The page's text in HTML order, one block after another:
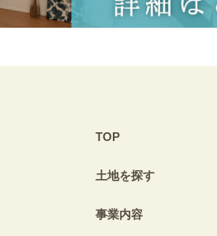
TOP
土地を探す
事業内容